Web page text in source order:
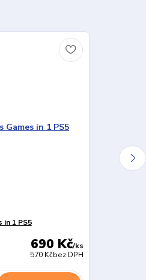
in 1 PS5
690 Kč/ks
570 Kčbez DPH